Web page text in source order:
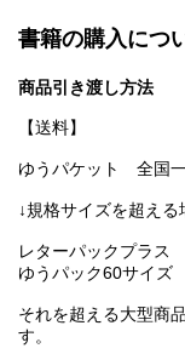
書籍の購入につ
商品引き渡し方法
【送料】
ゆうパケット 全国
↓規格サイズを超える
レターパックプラス
ゆうパック60サイ
それを超える大型商
す。